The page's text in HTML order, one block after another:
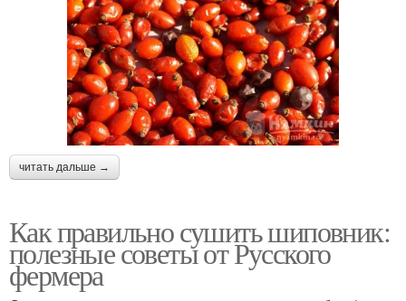
читать дальше →
Как правильно сушить шиповник:
полезные советы от Русского
фермера